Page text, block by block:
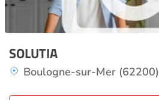
SOLUTIA
Boulogne-sur-Mer (62200)